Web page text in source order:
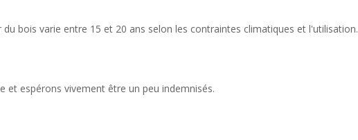
bois varie entre 15 et 20 ans selon les contraintes climatiques et l'utilisation.
et espérons vivement être un peu indemnisés.